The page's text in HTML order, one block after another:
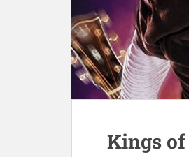
Kings of